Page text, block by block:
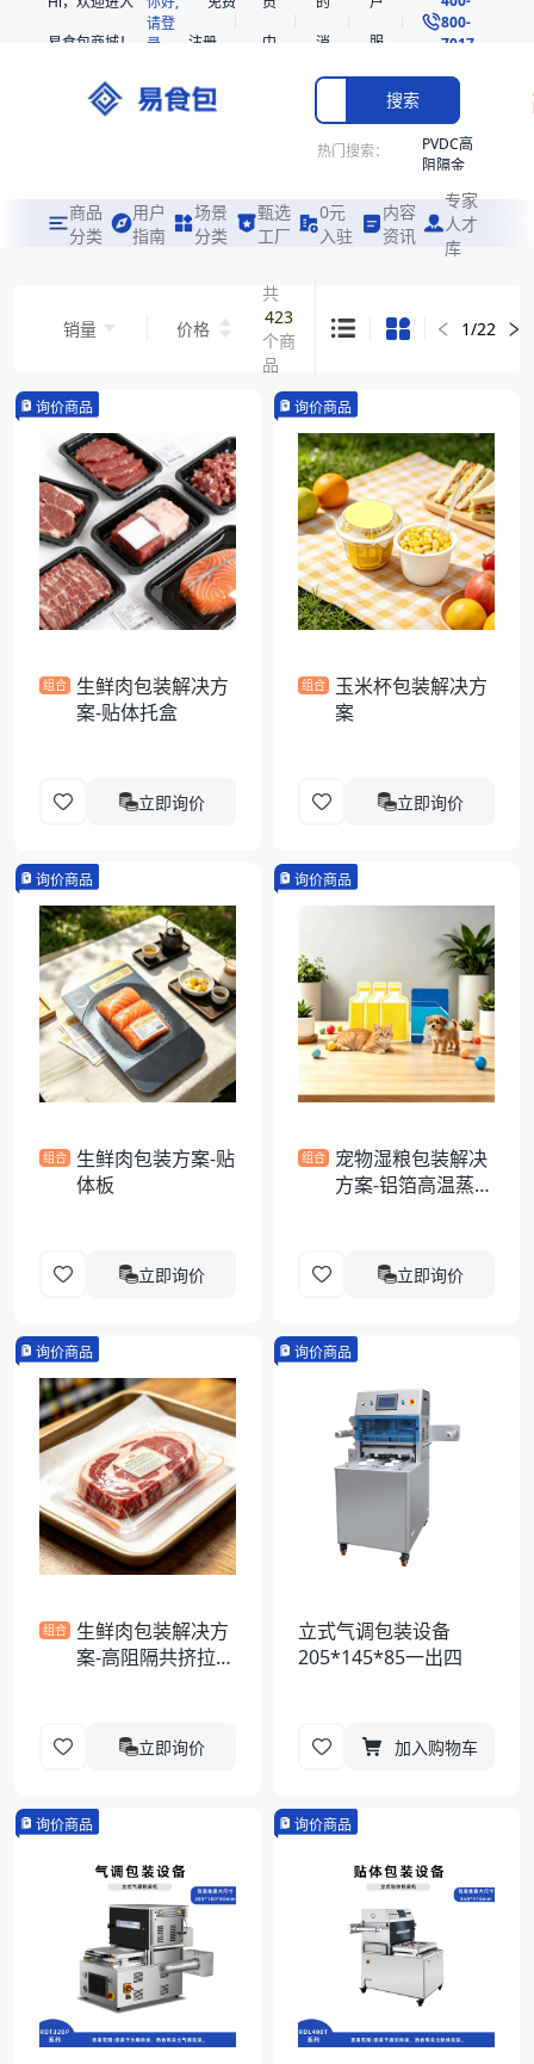
易食包商城！
请登
录
注册
中
消
息
服
务
800-
7017
搜索
热门搜索：
PVDC高
阻隔金
共挤热
收缩袋
收缩袋
221330
SE53
热收缩
袋
拉伸膜
商品
分类
用户
指南
场景
分类
甄选
工厂
0元
入驻
内容
资讯
专家
人才
库
销量 价格
共
423
个商
品
1/22
询价商品
组合 生鲜肉包装解决方
案-贴体托盒
立即询价
询价商品
组合 玉米杯包装解决方
案
立即询价
询价商品
组合 生鲜肉包装方案-贴
体板
立即询价
询价商品
组合 宠物湿粮包装解决
方案-铝箔高温蒸煮
立即询价
询价商品
组合 生鲜肉包装解决方
案-高阻隔共挤拉伸
立即询价
询价商品
立式气调包装设备
205*145*85一出四
加入购物车
询价商品 询价商品